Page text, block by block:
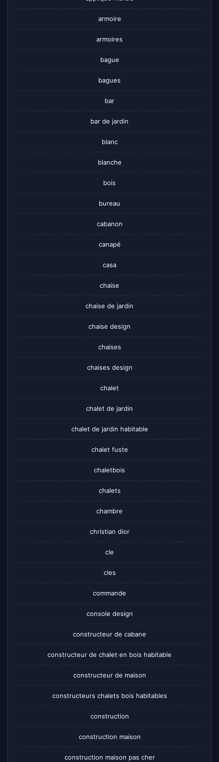
armoire
armoires
bague
bagues
bar
bar de jardin
blanc
blanche
bois
bureau
cabanon
canapé
casa
chaise
chaise de jardin
chaise design
chaises
chaises design
chalet
chalet de jardin
chalet de jardin habitable
chalet fuste
chaletbois
chalets
chambre
christian dior
cle
cles
commande
console design
constructeur de cabane
constructeur de chalet en bois habitable
constructeur de maison
constructeurs chalets bois habitables
construction
construction maison
construction maison pas cher